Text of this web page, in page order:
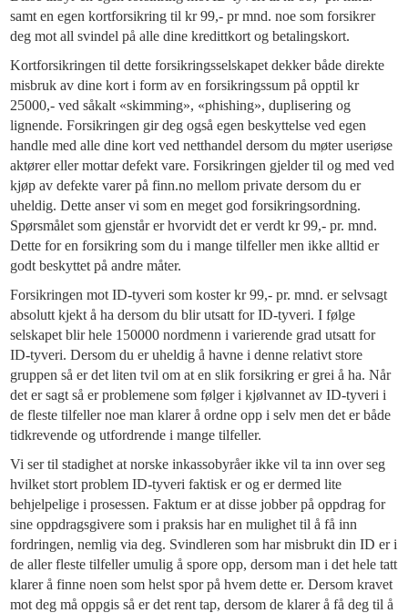
samt en egen kortforsikring til kr 99,- pr mnd. noe som forsikrer
deg mot all svindel på alle dine kredittkort og betalingskort.
Kortforsikringen til dette forsikringsselskapet dekker både direkte
misbruk av dine kort i form av en forsikringssum på opptil kr
25000,- ved såkalt «skimming», «phishing», duplisering og
lignende. Forsikringen gir deg også egen beskyttelse ved egen
handle med alle dine kort ved netthandel dersom du møter useriøse
aktører eller mottar defekt vare. Forsikringen gjelder til og med ved
kjøp av defekte varer på finn.no mellom private dersom du er
uheldig. Dette anser vi som en meget god forsikringsordning.
Spørsmålet som gjenstår er hvorvidt det er verdt kr 99,- pr. mnd.
Dette for en forsikring som du i mange tilfeller men ikke alltid er
godt beskyttet på andre måter.
Forsikringen mot ID-tyveri som koster kr 99,- pr. mnd. er selvsagt
absolutt kjekt å ha dersom du blir utsatt for ID-tyveri. I følge
selskapet blir hele 150000 nordmenn i varierende grad utsatt for
ID-tyveri. Dersom du er uheldig å havne i denne relativt store
gruppen så er det liten tvil om at en slik forsikring er grei å ha. Når
det er sagt så er problemene som følger i kjølvannet av ID-tyveri i
de fleste tilfeller noe man klarer å ordne opp i selv men det er både
tidkrevende og utfordrende i mange tilfeller.
Vi ser til stadighet at norske inkassobyråer ikke vil ta inn over seg
hvilket stort problem ID-tyveri faktisk er og er dermed lite
behjelpelige i prosessen. Faktum er at disse jobber på oppdrag for
sine oppdragsgivere som i praksis har en mulighet til å få inn
fordringen, nemlig via deg. Svindleren som har misbrukt din ID er i
de aller fleste tilfeller umulig å spore opp, dersom man i det hele tatt
klarer å finne noen som helst spor på hvem dette er. Dersom kravet
mot deg må oppgis så er det rent tap, dersom de klarer å få deg til å